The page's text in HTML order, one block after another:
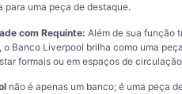
para uma peça de destaque.
com Requinte: Além de sua função
o Banco Liverpool brilha como uma
formais ou em espaços de
não é apenas um banco; é uma peça